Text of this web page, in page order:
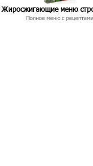
Жиросжигающие меню
Полное меню с рецептами